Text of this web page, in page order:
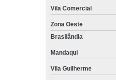
Vila Comercial
Zona Oeste
Brasilândia
Mandaqui
Vila Guilherme